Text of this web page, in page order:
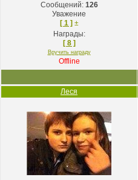
Сообщений: 126
Уважение
[ 1 ] ±
Награды:
[ 8 ]
Вручить награду
Offline
Леся